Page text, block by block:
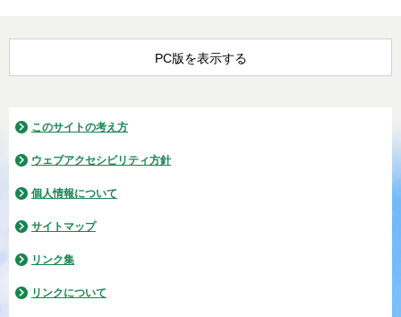
PC版を表示する
このサイトの考え方
ウェブアクセシビリティ方針
個人情報について
サイトマップ
リンク集
リンクについて